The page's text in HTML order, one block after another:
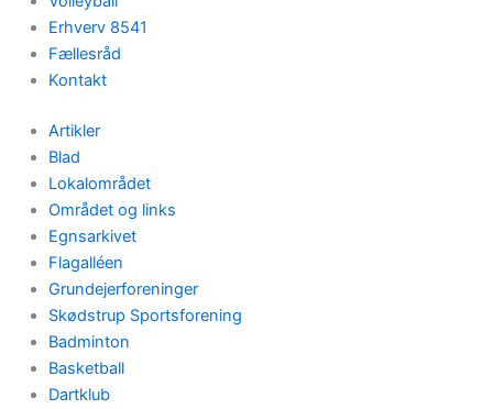
Erhverv 8541
Fællesråd
Kontakt
Artikler
Blad
Lokalområdet
Området og links
Egnsarkivet
Flagalléen
Grundejerforeninger
Skødstrup Sportsforening
Badminton
Basketball
Dartklub